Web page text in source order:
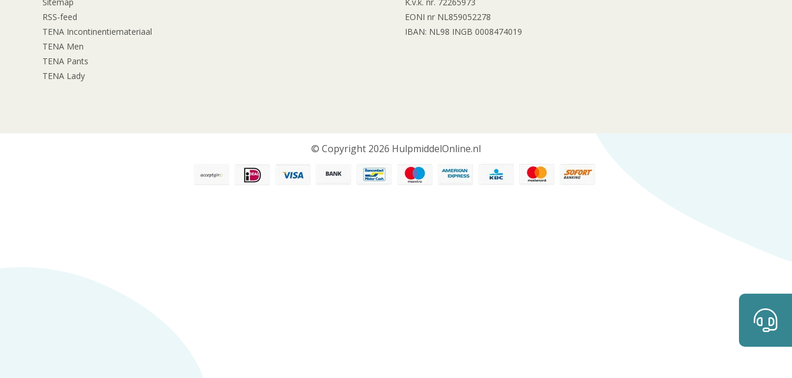
RSS-feed
TENA Incontinentiemateriaal
TENA Men
TENA Pants
TENA Lady
EONI nr NL859052278
IBAN: NL98 INGB 0008474019
© Copyright 2026 HulpmiddelOnline.nl